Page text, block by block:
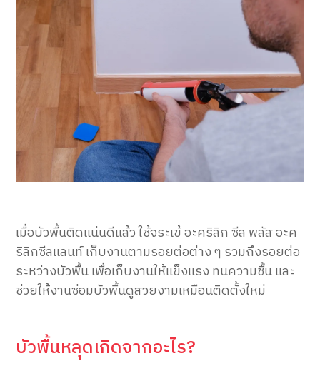
เมื่อบัวพื้นติดแน่นดีแล้ว ใช้จระเข้ อะคริลิก ซีล พลัส อะค
ริลิกซีลแลนท์ เก็บงานตามรอยต่อต่าง ๆ รวมถึงรอยต่อ
ระหว่างบัวพื้น เพื่อเก็บงานให้แข็งแรง ทนความชื้น และ
ช่วยให้งานซ่อมบัวพื้นดูสวยงามเหมือนติดตั้งใหม่
บัวพื้นหลุดเกิดจากอะไร?